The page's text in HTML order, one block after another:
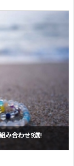
み合わせ9選!